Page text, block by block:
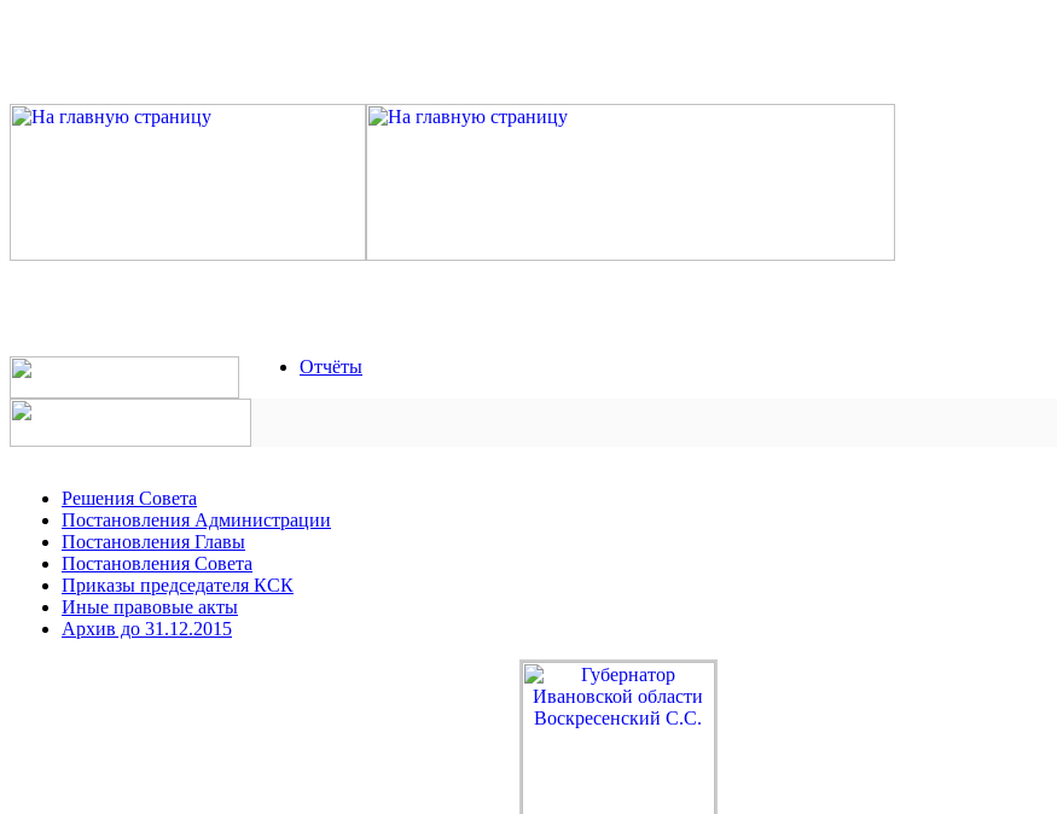
Отчёты
Решения Совета
Постановления Администрации
Постановления Главы
Постановления Совета
Приказы председателя КСК
Иные правовые акты
Архив до 31.12.2015